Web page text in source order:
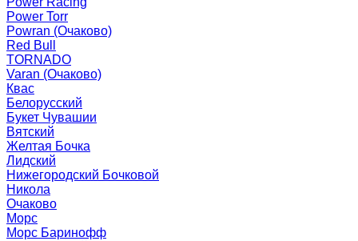
Power Torr
Powran (Очаково)
Red Bull
TORNADO
Varan (Очаково)
Квас
Белорусский
Букет Чувашии
Вятский
Желтая Бочка
Лидский
Нижегородский Бочковой
Никола
Очаково
Морс
Морс Баринофф